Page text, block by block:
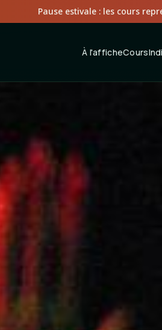
Pause estivale : les cours
À l'afficheCours